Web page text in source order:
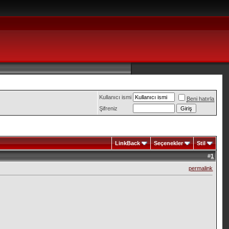
Kullanıcı ismi
Beni hatırla
Şifreniz
LinkBack Seçenekler Stil
#1
permalink